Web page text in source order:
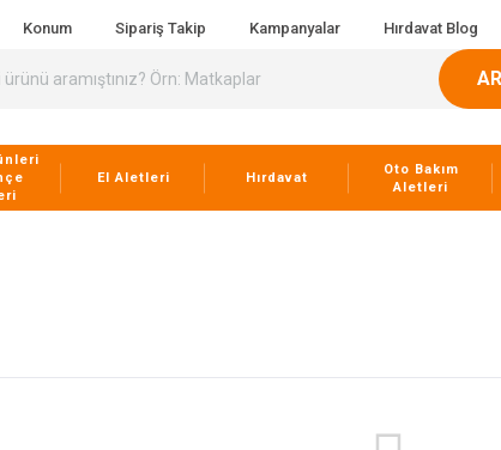
Konum Sipariş Takip Kampanyalar Hırdavat Blog
El Aletleri Hırdavat
Oto Bakım
Aletleri